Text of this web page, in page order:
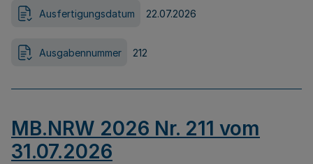
Ausfertigungsdatum 22.07.2026
Ausgabennummer 212
MB.NRW 2026 Nr. 211 vom
31.07.2026